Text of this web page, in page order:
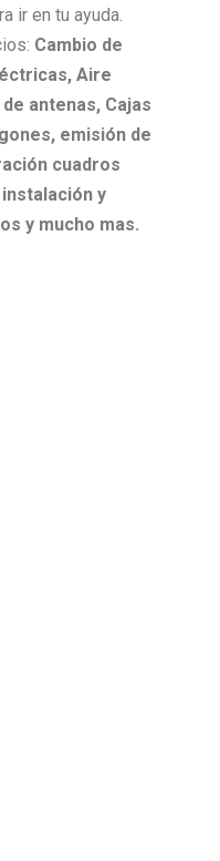
ir en tu ayuda.
Cambio de
Aire
antenas, Cajas
emisión de
cuadros
nstalación y
y mucho mas.